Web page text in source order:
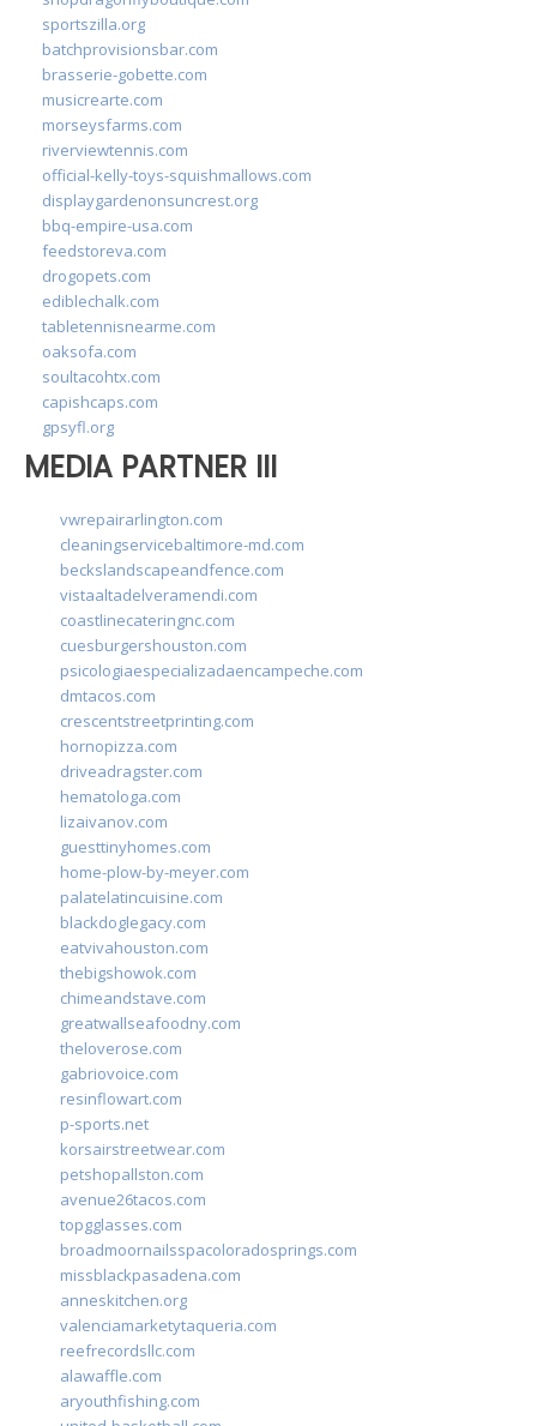
sportszilla.org
batchprovisionsbar.com
brasserie-gobette.com
musicrearte.com
morseysfarms.com
riverviewtennis.com
official-kelly-toys-squishmallows.com
displaygardenonsuncrest.org
bbq-empire-usa.com
feedstoreva.com
drogopets.com
ediblechalk.com
tabletennisnearme.com
oaksofa.com
soultacohtx.com
capishcaps.com
gpsyfl.org
MEDIA PARTNER III
vwrepairarlington.com
cleaningservicebaltimore-md.com
beckslandscapeandfence.com
vistaaltadelveramendi.com
coastlinecateringnc.com
cuesburgershouston.com
psicologiaespecializadaencampeche.com
dmtacos.com
crescentstreetprinting.com
hornopizza.com
driveadragster.com
hematologa.com
lizaivanov.com
guesttinyhomes.com
home-plow-by-meyer.com
palatelatincuisine.com
blackdoglegacy.com
eatvivahouston.com
thebigshowok.com
chimeandstave.com
greatwallseafoodny.com
theloverose.com
gabriovoice.com
resinflowart.com
p-sports.net
korsairstreetwear.com
petshopallston.com
avenue26tacos.com
topgglasses.com
broadmoornailsspacoloradosprings.com
missblackpasadena.com
anneskitchen.org
valenciamarketytaqueria.com
reefrecordsllc.com
alawaffle.com
aryouthfishing.com